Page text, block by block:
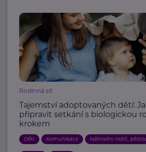
Rodinná síť
Tajemství adoptovaných dětí:
připravit setkání s biologickou
krokem
Děti Komunikace Náhradní rodič,